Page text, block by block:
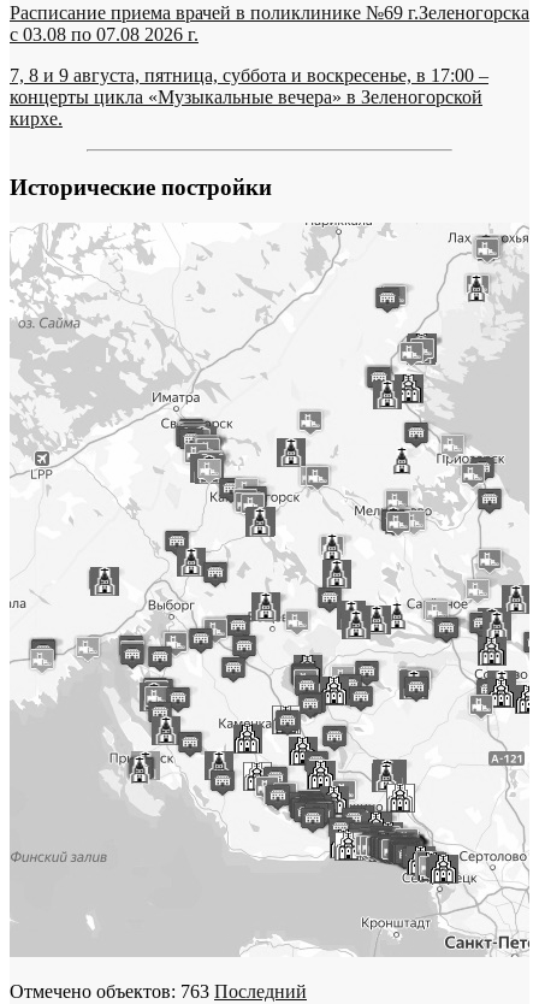
Расписание приема врачей в поликлинике №69 г.Зеленогорска
c 03.08 по 07.08 2026 г.
7, 8 и 9 августа, пятница, суббота и воскресенье, в 17:00 –
концерты цикла «Музыкальные вечера» в Зеленогорской
кирхе.
Исторические постройки
Отмечено объектов: 763 Последний